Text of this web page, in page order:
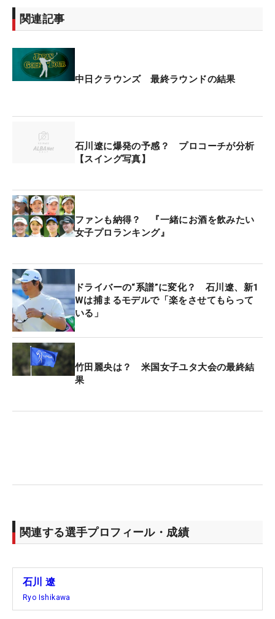
関連記事
中日クラウンズ 最終ラウンドの結果
石川遼に爆発の予感？ プロコーチが分析
【スイング写真】
ファンも納得？ 『一緒にお酒を飲みたい
女子プロランキング』
ドライバーの“系譜”に変化？ 石川遼、新1
Wは捕まるモデルで「楽をさせてもらって
いる」
竹田麗央は？ 米国女子ユタ大会の最終結
果
関連する選手プロフィール・成績
石川 遼
Ryo Ishikawa